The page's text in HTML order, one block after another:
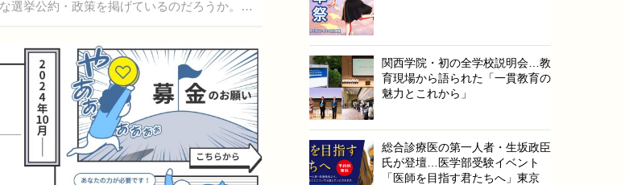
選挙公約・政策を掲げているのだろうか。各
関西学院・初の全学校説明会…教
育現場から語られた「一貫教育の
魅力とこれから」
総合診療医の第一人者・生坂政臣
氏が登壇…医学部受験イベント
「医師を目指す君たちへ」東京